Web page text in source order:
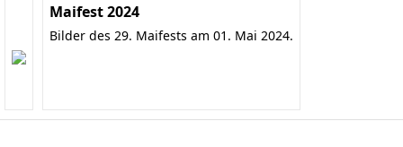
Maifest 2024
Bilder des 29. Maifests am 01. Mai 2024.